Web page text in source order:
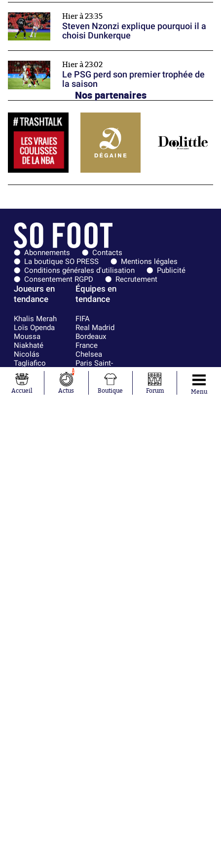
Hier à 23:35
Steven Nzonzi explique pourquoi il a
choisi Dunkerque
Hier à 23:02
Le PSG perd son premier trophée de
la saison
Nos partenaires
Abonnements
Contacts
La boutique SO PRESS
Mentions légales
Conditions générales d'utilisation
Publicité
Consentement RGPD
Recrutement
Joueurs en
tendance
Khalis Merah
Loïs Openda
Moussa
Niakhaté
Nicolás
Tagliafico
Pavel Šulc
Gauthier Hein
Lionel Messi
Équipes en
tendance
FIFA
Real Madrid
Bordeaux
France
Chelsea
Paris Saint-
Germain
Olympique
lyonnais
Accueil
1
Actus Boutique Forum Menu